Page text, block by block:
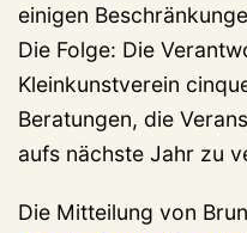
einigen
Die Folge: Die
Kleinkunstverein
Beratungen, die
aufs nächste Jahr zu
Die Mitteilung von